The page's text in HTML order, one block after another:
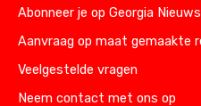
Abonneer je op Georgia Nieuws
Aanvraag op maat gemaakte
Veelgestelde vragen
Neem contact met ons op